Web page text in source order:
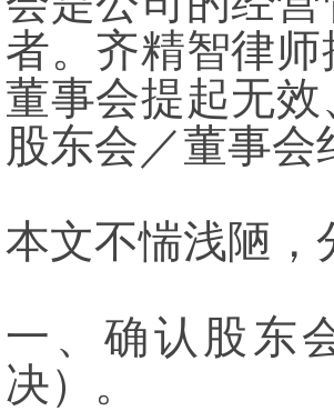
者。齐精智律
董事会提起无
股东会／董事
本文不惴浅陋，
一、确认股东
决）。